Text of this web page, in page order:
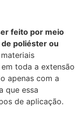
feito por meio
poliéster ou
toda a extensão
apenas com a
que essa
de aplicação.